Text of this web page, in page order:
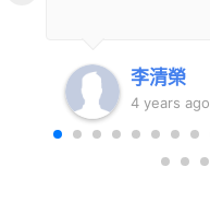
李清榮
4 years ago